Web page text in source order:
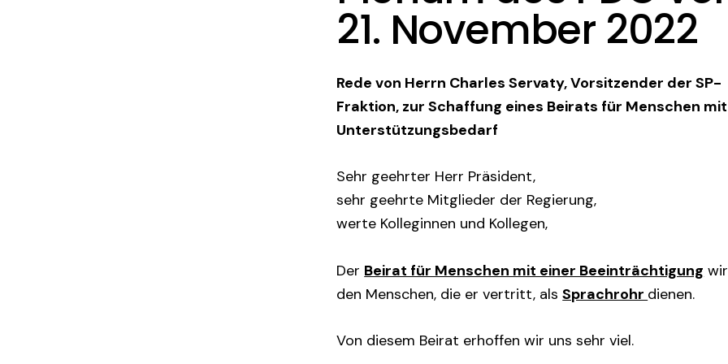
21. November 2022
Rede von Herrn Charles Servaty, Vorsitzender der SP-
Fraktion, zur Schaffung eines Beirats für Menschen mit
Unterstützungsbedarf
Sehr geehrter Herr Präsident,
sehr geehrte Mitglieder der Regierung,
werte Kolleginnen und Kollegen,
Der Beirat für Menschen mit einer Beeinträchtigung
den Menschen, die er vertritt, alsSprachrohr dienen.
Von diesem Beirat erhoffen wir uns sehr viel.